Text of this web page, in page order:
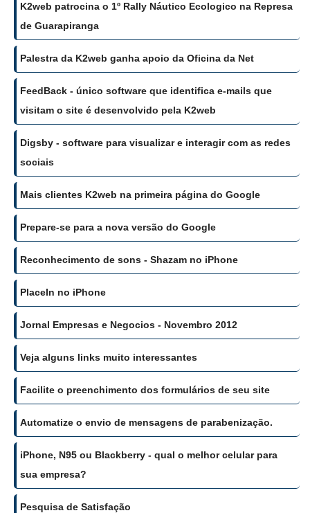
K2web patrocina o 1º Rally Náutico Ecologico na Represa
de Guarapiranga
Palestra da K2web ganha apoio da Oficina da Net
FeedBack - único software que identifica e-mails que
visitam o site é desenvolvido pela K2web
Digsby - software para visualizar e interagir com as redes
sociais
Mais clientes K2web na primeira página do Google
Prepare-se para a nova versão do Google
Reconhecimento de sons - Shazam no iPhone
PlaceIn no iPhone
Jornal Empresas e Negocios - Novembro 2012
Veja alguns links muito interessantes
Facilite o preenchimento dos formulários de seu site
Automatize o envio de mensagens de parabenização.
iPhone, N95 ou Blackberry - qual o melhor celular para
sua empresa?
Pesquisa de Satisfação